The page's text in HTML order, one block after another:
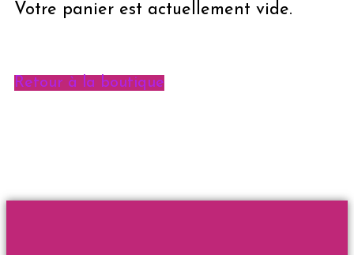
Votre panier est actuellement vide.
Retour à la boutique